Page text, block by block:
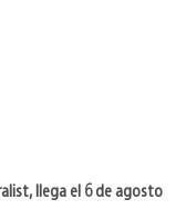
llega el 6 de agosto